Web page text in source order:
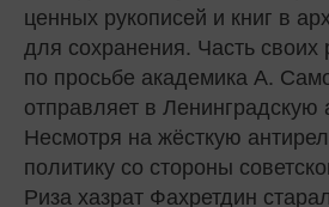
ценных рукописей и книг в
для сохранения. Часть своих
по просьбе академика А.
отправляет в
Несмотря на жёсткую
политику со стороны
Риза хазрат Фахретдин